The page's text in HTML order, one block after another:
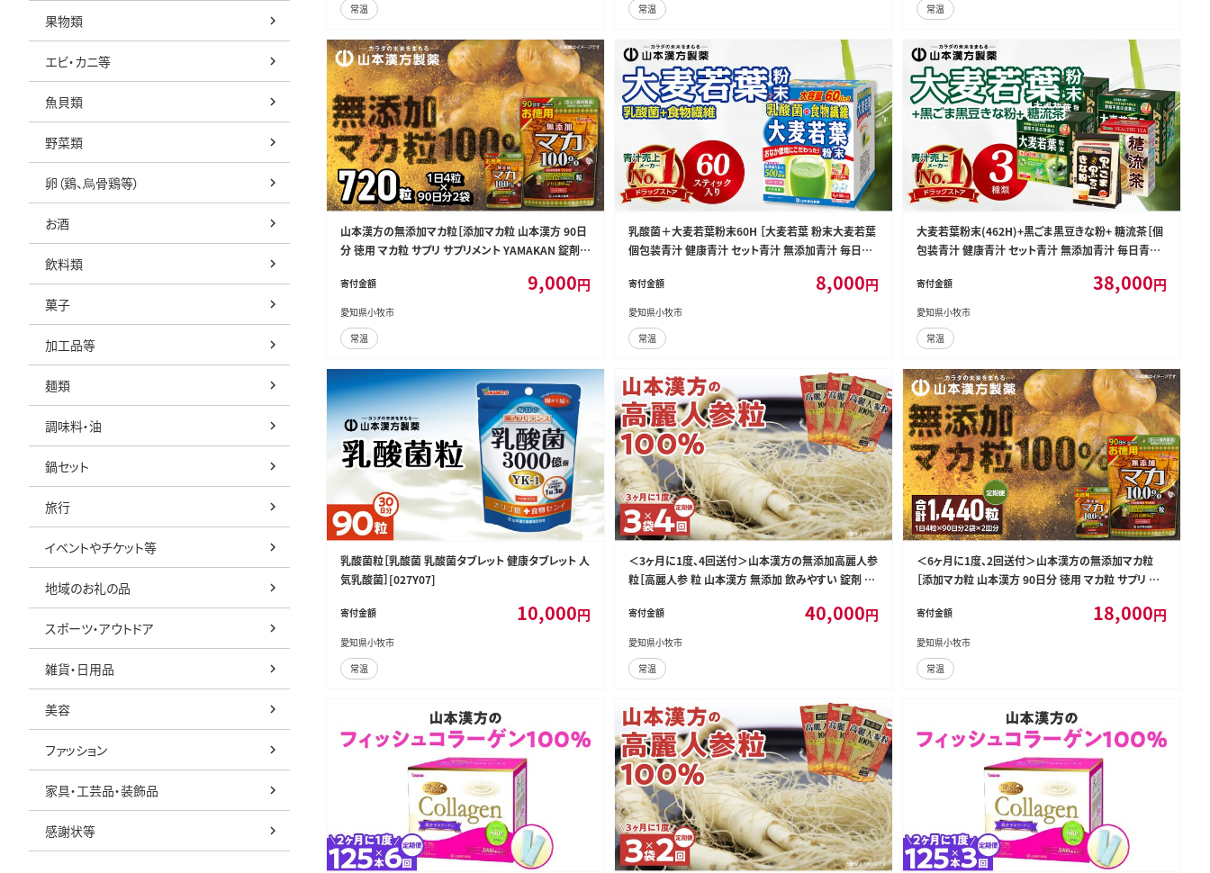
果物類
エビ・カニ等
魚貝類
野菜類
卵（鶏、烏骨鶏等）
お酒
飲料類
菓子
加工品等
麺類
調味料・油
鍋セット
旅行
イベントやチケット等
地域のお礼の品
スポーツ・アウトドア
雑貨・日用品
美容
ファッション
家具・工芸品・装飾品
感謝状等
常温
常温
常温
山本漢方の無添加マカ粒［添加マカ粒 山本漢方 90日
分 徳用 マカ粒 サプリ サプリメント YAMAKAN 錠剤
健康維持 活力 元気 更年期 体調不良 人気マカ］[027
Y02]
寄付金額 9,000円
愛知県小牧市
常温
乳酸菌＋大麦若葉粉末60H ［大麦若葉 粉末大麦若葉
個包装青汁 健康青汁 セット青汁 無添加青汁 毎日青
寄付金額 8,000円
愛知県小牧市
常温
大麦若葉粉末(462H)+黒ごま黒豆きな粉+ 糖流茶［個
包装青汁 健康青汁 セット青汁 無添加青汁 毎日青汁
茶 白刀豆茶 とうもろこし茶 バナバ葉茶 シジュウムグ
ァバ葉茶 ギネネマシルベスタ茶 かき葉茶 カンゾウ茶
人気青汁］[027Y08]
寄付金額 38,000円
愛知県小牧市
常温
乳酸菌粒［乳酸菌 乳酸菌タブレット 健康タブレット 人
気乳酸菌］[027Y07]
寄付金額 10,000円
愛知県小牧市
常温
＜3ヶ月に1度、4回送付＞山本漢方の無添加高麗人参
粒［高麗人参 粒 山本漢方 無添加 飲みやすい 錠剤 人
鮮人参 薬用植物 滋養強壮 新陳代謝 健康 美容 サプリ
サプリメント タブレット 定期便 人気定期便］[027Y19
-T]
寄付金額 40,000円
愛知県小牧市
常温
＜6ヶ月に1度、2回送付＞山本漢方の無添加マカ粒
［添加マカ粒 山本漢方 90日分 徳用 マカ粒 サプリ サ
愛知ブランド企業 健康補助 健康維持 活力 元気 更年
期 体調不良 定期便 マカ定期便 人気定期便］[027Y1
7-T]
寄付金額 18,000円
愛知県小牧市
常温